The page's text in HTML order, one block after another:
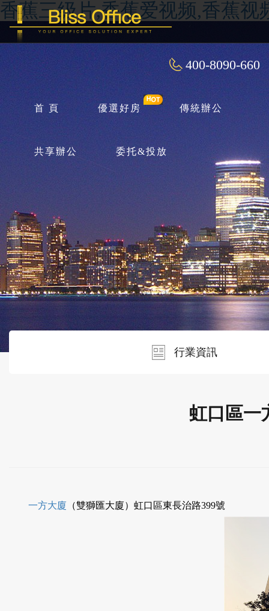
香蕉三级片,香蕉爱视频,香蕉视
400-8090-660
首 頁 優選好房 傳統辦公
共享辦公 委托&投放
行業資訊
虹口區一
一方大廈 （雙獅匯大廈）虹口區東長治路399號